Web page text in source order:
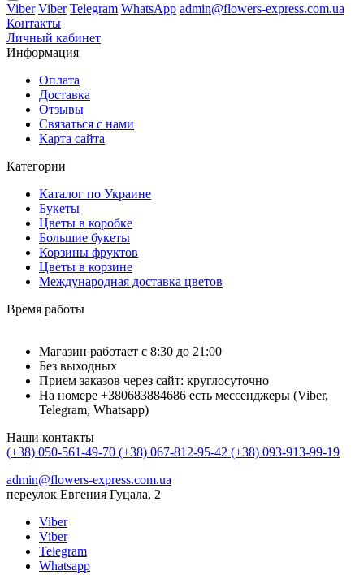
Viber Viber Telegram WhatsApp admin@flowers-express.com.ua
Контакты
Личный кабинет
Информация
Оплата
Доставка
Отзывы
Связаться с нами
Карта сайта
Категории
Каталог по Украине
Букеты
Цветы в коробке
Большие букеты
Корзины фруктов
Цветы в корзине
Международная доставка цветов
Время работы
Магазин работает с 8:30 до 21:00
Без выходных
Прием заказов через сайт: круглосуточно
На номере +380683884686 есть мессенджеры (Viber,
Telegram, Whatsapp)
Наши контакты
(+38) 050-561-49-70 (+38) 067-812-95-42 (+38) 093-913-99-19
admin@flowers-express.com.ua
переулок Евгения Гуцала, 2
Viber
Viber
Telegram
Whatsapp